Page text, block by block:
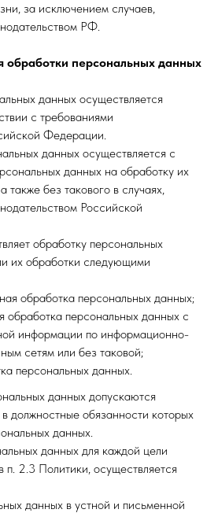
за исключением случаев,
РФ.
обработки персональных данных
данных осуществляется
с требованиями
Федерации.
данных осуществляется с
данных на обработку их
также без такового в случаях,
Российской
обработку персональных
их обработки следующими
обработка персональных данных;
обработка персональных данных с
информации по информационно-
сетям или без таковой;
персональных данных.
данных допускаются
должностные обязанности которых
данных.
данных для каждой цели
п. 2.3 Политики, осуществляется
данных в устной и письменной